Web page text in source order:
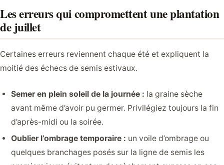
Les erreurs qui compromettent une plantation
de juillet
Certaines erreurs reviennent chaque été et expliquent la
moitié des échecs de semis estivaux.
Semer en plein soleil de la journée : la graine sèche
avant même d’avoir pu germer. Privilégiez toujours la fin
d’après-midi ou la soirée.
Oublier l’ombrage temporaire : un voile d’ombrage ou
quelques branchages posés sur la ligne de semis les